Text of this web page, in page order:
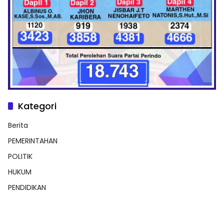
Kategori
Berita
PEMERINTAHAN
POLITIK
HUKUM
PENDIDIKAN